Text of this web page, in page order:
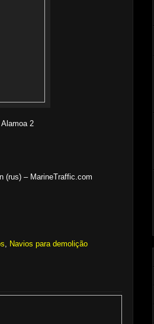
2
(rus) – MarineTraffic.com
Navios para demolição